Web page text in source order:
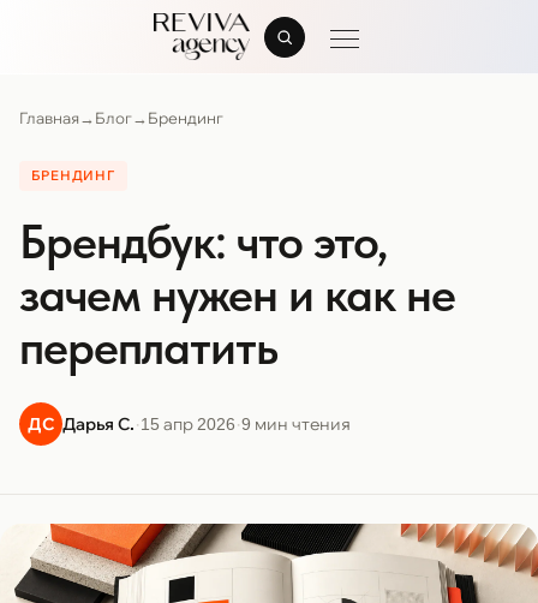
Главная→Блог→Брендинг
БРЕНДИНГ
Брендбук: что это,
зачем нужен и как не
переплатить
ДС Дарья С.·15 апр 2026·9 мин чтения